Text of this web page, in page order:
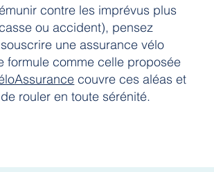
contre les imprévus plus
ou accident), pensez
une assurance vélo
formule comme celle proposée
couvre ces aléas et
rouler en toute sérénité.